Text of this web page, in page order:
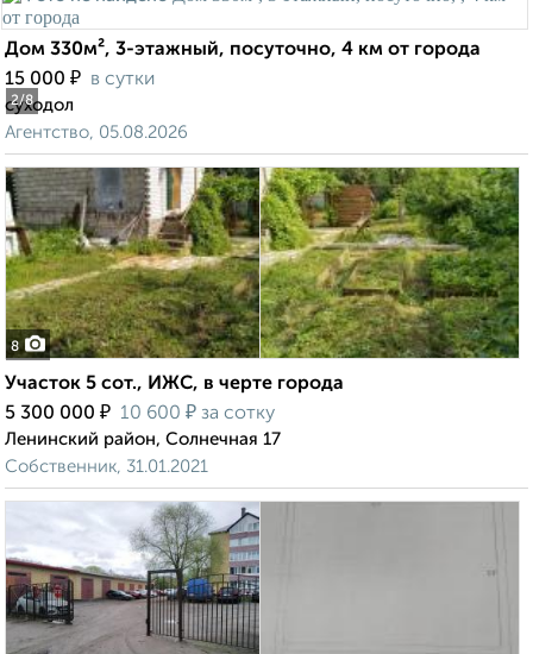
2/8
Дом 330м², 3-этажный, посуточно, 4 км от города
15 000 ₽ в сутки
суходол
Агентство, 05.08.2026
8
Участок 5 сот., ИЖС, в черте города
5 300 000 ₽ 10 600 ₽ за сотку
Ленинский район, Солнечная 17
Собственник, 31.01.2021